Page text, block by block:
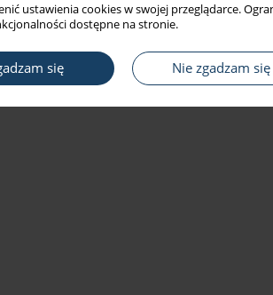
ustawienia cookies w swojej przeglądarce.
dostępne na stronie.
się Nie zgadzam się